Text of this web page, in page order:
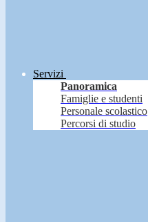
Servizi
Panoramica
Famiglie e studenti
Personale scolastico
Percorsi di studio